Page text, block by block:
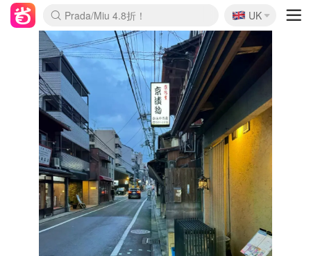
麦卢卡蜂蜜夏促！个位数！
Prada/Miu 4.8折！
啥？必胜客披萨5折！
🇬🇧
UK